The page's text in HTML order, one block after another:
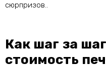
сюрпризов..
Как шаг за
стоимость